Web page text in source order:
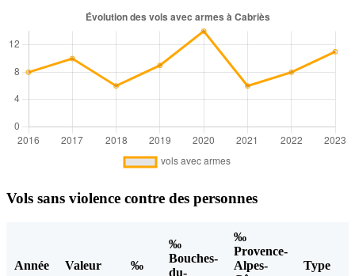
Vols sans violence contre des personnes
Année Valeur ‰
‰
Bouches-
du-
‰
Provence-
Alpes-
Type